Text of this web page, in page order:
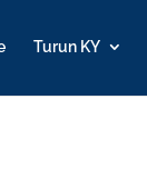
Turun KY